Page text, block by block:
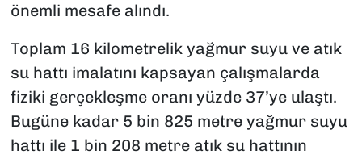
önemli mesafe alındı.
Toplam 16 kilometrelik yağmur suyu ve atık
su hattı imalatını kapsayan çalışmalarda
fiziki gerçekleşme oranı yüzde 37’ye ulaştı.
Bugüne kadar 5 bin 825 metre yağmur suyu
hattı ile 1 bin 208 metre atık su hattının